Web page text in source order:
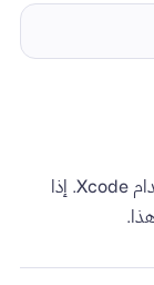
تتناول هذه الصفحة بعض النصائح والحيل لاستخدام Xcode. إذا